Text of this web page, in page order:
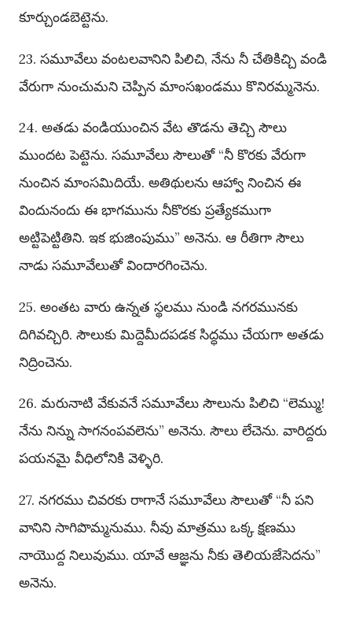
కూర్చుండబెట్టెను.
23. సమూవేలు వంటలవానిని పిలిచి, నేను నీ చేతికిచ్చి వండి
వేరుగా నుంచుమని చెప్పిన మాంసఖండము కొనిరమ్మనెను.
24. అతడు వండియుంచిన వేట తొడను తెచ్చి సౌలు
ముందట పెట్టెను. సమూవేలు సౌలుతో “నీ కొరకు వేరుగా
నుంచిన మాంసమిదియే. అతిథులను ఆహ్వా నించిన ఈ
విందునందు ఈ భాగమును నీకొరకు ప్రత్యేకముగా
అట్టిపెట్టితిని. ఇక భుజింపుము” అనెను. ఆ రీతిగా సౌలు
నాడు సమూవేలుతో విందారగించెను.
25. అంతట వారు ఉన్నత స్థలము నుండి నగరమునకు
దిగివచ్చిరి. సౌలుకు మిద్దెమీదపడక సిద్ధము చేయగా అతడు
నిద్రించెను.
26. మరునాటి వేకువనే సమూవేలు సౌలును పిలిచి “లెమ్ము!
నేను నిన్ను సాగనంపవలెను” అనెను. సౌలు లేచెను. వారిద్దరు
పయనమై వీధిలోనికి వెళ్ళిరి.
27. నగరము చివరకు రాగానే సమూవేలు సౌలుతో “నీ పని
వానిని సాగిపొమ్మనుము. నీవు మాత్రము ఒక్క క్షణము
నాయొద్ద నిలువుము. యావే ఆజ్ఞను నీకు తెలియజేసెదను”
అనెను.